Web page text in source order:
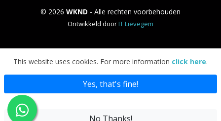
© 2026 WKND - Alle rechten voorbehouden
Ontwikkeld doorIT Lievegem
This website uses cookies. For more information click here.
Yes, that's fine!
No Thanks!